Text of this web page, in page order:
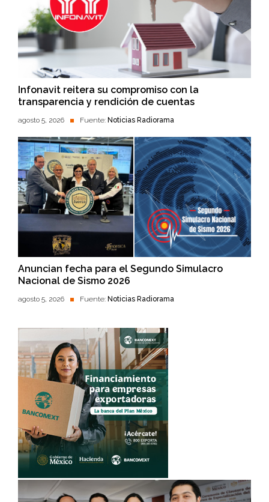
Infonavit reitera su compromiso con la
transparencia y rendición de cuentas
agosto 5, 2026 Fuente: Noticias Radiorama
Anuncian fecha para el Segundo Simulacro
Nacional de Sismo 2026
agosto 5, 2026 Fuente: Noticias Radiorama